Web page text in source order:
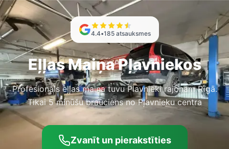
4.4•185 atsauksmes
Eļļas Maiņa Pļavniekos
Profesionāls eļļas maiņa tuvu Plavnieki rajonam Rīgā.
Tikai 5 minūšu brauciens no Pļavnieku centra
Zvanīt un pierakstīties